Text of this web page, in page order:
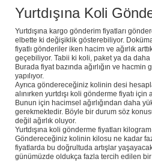
Yurtdışına Koli
Yurtdışına kargo gönderim fiyatları
elbette ki değişiklik gösterebiliyor.
fiyatlı gönderiler iken hacim ve ağırlık
geçebiliyor. Tabii ki koli, paket ya da
Burada fiyat bazında ağırlığın ve hacmin
yapılıyor.
Ayrıca göndereceğiniz kolinin desi
alınırken yurtdışı koli gönderme fiyatı
Bunun için hacimsel ağırlığından daha
gerekmektedir. Böyle bir durum söz
değil ağırlık oluyor.
Yurtdışına koli gönderme fiyatları
Göndereceğiniz kolinin kilosu ne kadar
fiyatlarda bu doğrultuda artışlar
günümüzde oldukça fazla tercih edilen